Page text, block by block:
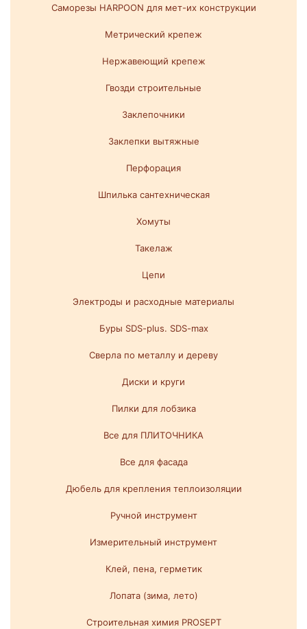
Саморезы HARPOON для мет-их конструкции
Метрический крепеж
Нержавеющий крепеж
Гвозди строительные
Заклепочники
Заклепки вытяжные
Перфорация
Шпилька сантехническая
Хомуты
Такелаж
Цепи
Электроды и расходные материалы
Буры SDS-plus. SDS-max
Сверла по металлу и дереву
Диски и круги
Пилки для лобзика
Все для ПЛИТОЧНИКА
Все для фасада
Дюбель для крепления теплоизоляции
Ручной инструмент
Измерительный инструмент
Клей, пена, герметик
Лопата (зима, лето)
Строительная химия PROSEPT